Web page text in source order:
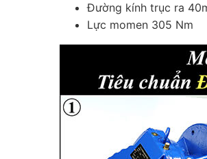
Đường kính trục ra
Lực momen 305 Nm